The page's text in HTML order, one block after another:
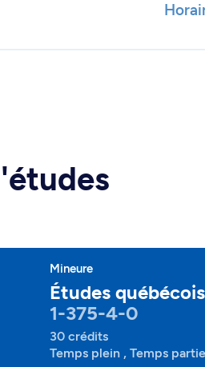
Mineure
Études
1-375-4-0
30 crédits
Temps plein , Temps